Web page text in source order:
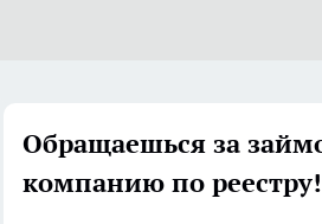
Обращаешься за
компанию по реестру!